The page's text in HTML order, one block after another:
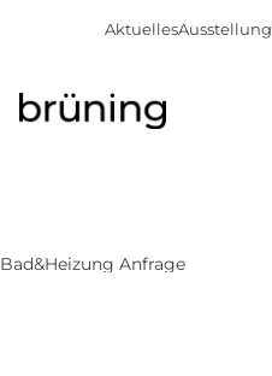
AktuellesAusstellung
Bad&Heizung Anfrage